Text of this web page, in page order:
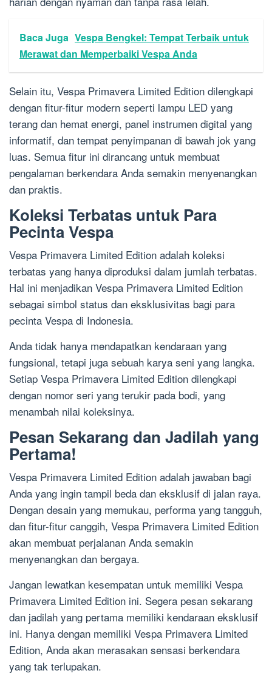
Baca Juga Vespa Bengkel: Tempat Terbaik untuk
Merawat dan Memperbaiki Vespa Anda
Selain itu, Vespa Primavera Limited Edition dilengkapi
dengan fitur-fitur modern seperti lampu LED yang
terang dan hemat energi, panel instrumen digital yang
informatif, dan tempat penyimpanan di bawah jok yang
luas. Semua fitur ini dirancang untuk membuat
pengalaman berkendara Anda semakin menyenangkan
dan praktis.
Koleksi Terbatas untuk Para
Pecinta Vespa
Vespa Primavera Limited Edition adalah koleksi
terbatas yang hanya diproduksi dalam jumlah terbatas.
Hal ini menjadikan Vespa Primavera Limited Edition
sebagai simbol status dan eksklusivitas bagi para
pecinta Vespa di Indonesia.
Anda tidak hanya mendapatkan kendaraan yang
fungsional, tetapi juga sebuah karya seni yang langka.
Setiap Vespa Primavera Limited Edition dilengkapi
dengan nomor seri yang terukir pada bodi, yang
menambah nilai koleksinya.
Pesan Sekarang dan Jadilah yang
Pertama!
Vespa Primavera Limited Edition adalah jawaban bagi
Anda yang ingin tampil beda dan eksklusif di jalan raya.
Dengan desain yang memukau, performa yang tangguh,
dan fitur-fitur canggih, Vespa Primavera Limited Edition
akan membuat perjalanan Anda semakin
menyenangkan dan bergaya.
Jangan lewatkan kesempatan untuk memiliki Vespa
Primavera Limited Edition ini. Segera pesan sekarang
dan jadilah yang pertama memiliki kendaraan eksklusif
ini. Hanya dengan memiliki Vespa Primavera Limited
Edition, Anda akan merasakan sensasi berkendara
yang tak terlupakan.